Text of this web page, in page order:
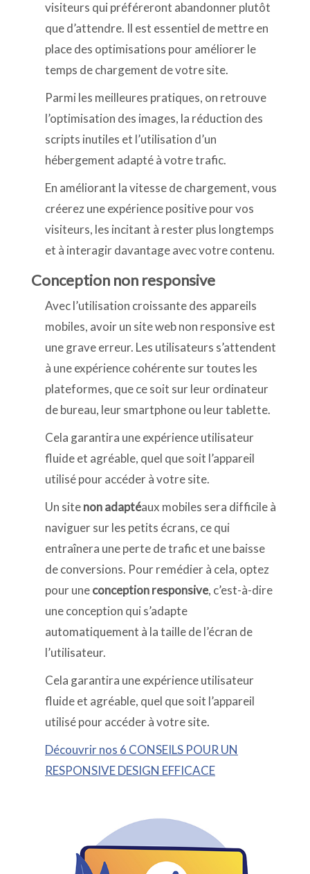
visiteurs qui préféreront abandonner plutôt
que d’attendre. Il est essentiel de mettre en
place des optimisations pour améliorer le
temps de chargement de votre site.
Parmi les meilleures pratiques, on retrouve
l’optimisation des images, la réduction des
scripts inutiles et l’utilisation d’un
hébergement adapté à votre trafic.
En améliorant la vitesse de chargement, vous
créerez une expérience positive pour vos
visiteurs, les incitant à rester plus longtemps
et à interagir davantage avec votre contenu.
Conception non responsive
Avec l’utilisation croissante des appareils
mobiles, avoir un site web non responsive est
une grave erreur. Les utilisateurs s’attendent
à une expérience cohérente sur toutes les
plateformes, que ce soit sur leur ordinateur
de bureau, leur smartphone ou leur tablette.
Cela garantira une expérience utilisateur
fluide et agréable, quel que soit l’appareil
utilisé pour accéder à votre site.
Un sitenon adaptéaux mobiles sera difficile à
naviguer sur les petits écrans, ce qui
entraînera une perte de trafic et une baisse
de conversions. Pour remédier à cela, optez
pour uneconception responsive, c’est-à-dire
une conception qui s’adapte
automatiquement à la taille de l’écran de
l’utilisateur.
Cela garantira une expérience utilisateur
fluide et agréable, quel que soit l’appareil
utilisé pour accéder à votre site.
Découvrir nos 6 CONSEILS POUR UN
RESPONSIVE DESIGN EFFICACE